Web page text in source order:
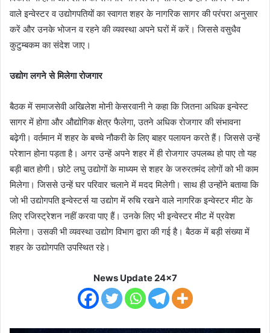
वाले इन्वेस्टर व उद्योगपतियों का स्वागत शहर के नागरिक सागर की परंपरा अनुसार
करें और उनके भोजन व रहने की व्यवस्था अपने घरों में करें। जिससे वसुधैव
कुटुम्बकम का संदेश जाए।
उद्योग लगने से मिलेगा रोजगार
बैठक में समाजसेवी अखिलेश मोनी केसरवानी ने कहा कि जितना अधिक इन्वेस्ट
सागर में होगा और औद्योगिक क्षेत्र फैलेगा, उतने अधिक रोजगार की संभावना
बढ़ेगी। वर्तमान में शहर के बच्चे नौकरी के लिए बाहर पलायन करते हैं। जिससे उन्हें
परेशान होना पड़ता है। अगर उन्हें अपने शहर में ही रोजगार उपलब्ध हो पाए तो यह
बड़ी बात होगी। छोटे लघु उद्योगों के माध्यम से शहर के जरुरतमंद लोगों को भी काम
मिलेगा। जिससे उन्हें घर परिवार चलाने में मदद मिलेगी। साथ ही उन्होंने बताया कि
जो भी उद्योगपति इन्वेस्टर्स या उद्योग में रुचि रखने वाले नागरिक इन्वेस्टर मीट के
लिए रजिस्ट्रेशन नहीं करवा पाए हैं। उनके लिए भी इन्वेस्टर मीट में प्रवेश
मिलेगा। उसकी भी व्यवस्था उद्योग विभाग द्वारा की गई है। बैठक में बड़ी संख्या में
शहर के उद्योगपति उपस्थित रहे।
News Update 24x7